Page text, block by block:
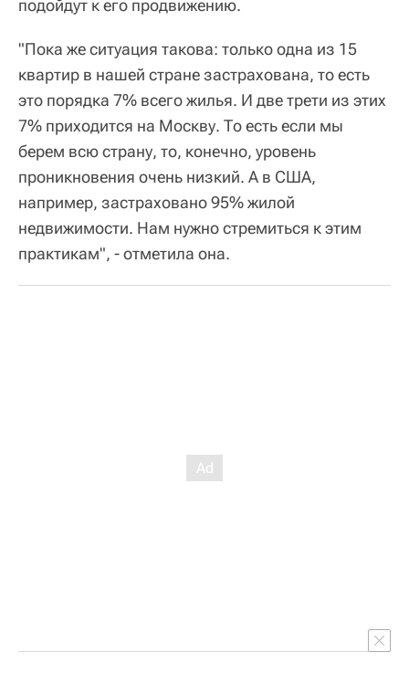
подойдут к его продвижению.
"Пока же ситуация такова: только одна из 15
квартир в нашей стране застрахована, то есть
это порядка 7% всего жилья. И две трети из этих
7% приходится на Москву. То есть если мы
берем всю страну, то, конечно, уровень
проникновения очень низкий. А в США,
например, застраховано 95% жилой
недвижимости. Нам нужно стремиться к этим
практикам", - отметила она.